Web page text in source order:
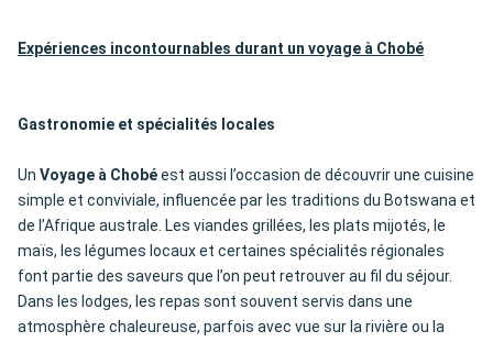
Expériences incontournables durant un voyage à Chobé
Gastronomie et spécialités locales
Un Voyage à Chobéest aussi l’occasion de découvrir une cuisine
simple et conviviale, influencée par les traditions du Botswana et
de l’Afrique australe. Les viandes grillées, les plats mijotés, le
maïs, les légumes locaux et certaines spécialités régionales
font partie des saveurs que l’on peut retrouver au fil du séjour.
Dans les lodges, les repas sont souvent servis dans une
atmosphère chaleureuse, parfois avec vue sur la rivière ou la